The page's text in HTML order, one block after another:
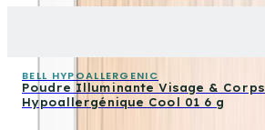
BELL HYPOALLERGENIC
Poudre Illuminante Visage & Corps
Hypoallergénique Cool 01 6 g